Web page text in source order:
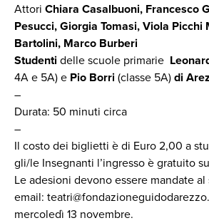
Attori Chiara Casalbuoni, Francesco
Pesucci, Giorgia Tomasi, Viola Picchi
Bartolini, Marco Burberi
Studentidelle scuole primarie
4A e 5A) e Pio Borri(classe 5A)di
–
Durata: 50 minuti circa
–
Il costo dei biglietti è di Euro 2,00 a
gli/le Insegnanti l’ingresso è gratuito
Le adesioni devono essere mandate
email:
mercoledì 13 novembre.